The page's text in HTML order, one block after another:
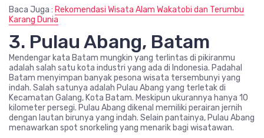
Baca Juga : Rekomendasi Wisata Alam Wakatobi dan Terumbu
Karang Dunia
3. Pulau Abang, Batam
Mendengar kata Batam mungkin yang terlintas di pikiranmu
adalah salah satu kota industri yang ada di Indonesia. Padahal
Batam menyimpan banyak pesona wisata tersembunyi yang
indah. Salah satunya adalah Pulau Abang yang terletak di
Kecamatan Galang, Kota Batam. Meskipun ukurannya hanya 10
kilometer persegi. Pulau Abang dikenal memiliki perairan jernih
dengan lautan birunya yang indah. Selain pantainya, Pulau Abang
menawarkan spot snorkeling yang menarik bagi wisatawan.